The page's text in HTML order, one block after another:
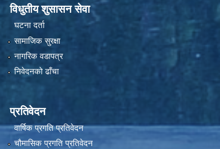
विधुतीय शुसासन सेवा
घटना दर्ता
सामाजिक सुरक्षा
नागरिक वडापत्र
निवेदनको ढाँचा
प्रतिवेदन
वार्षिक प्रगति प्रतिवेदन
चौमासिक प्रगति प्रतिवेदन